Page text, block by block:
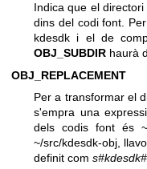
Indica que el
dins del codi font.
kdesdk i el de
OBJ_SUBDIR haurà
OBJ_REPLACEMENT
Per a transformar el
s'empra una
dels codis font és
~/src/kdesdk-obj,
definit com